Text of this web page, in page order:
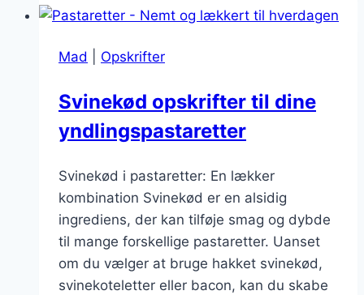
flødesauce:
himmelsk
Mad Opskrifter
Svinekød opskrifter til dine
yndlingspastaretter
Svinekød i pastaretter: En lækker
kombination Svinekød er en alsidig
ingrediens, der kan tilføje smag og dybde
til mange forskellige pastaretter. Uanset
om du vælger at bruge hakket svinekød,
svinekoteletter eller bacon, kan du skabe